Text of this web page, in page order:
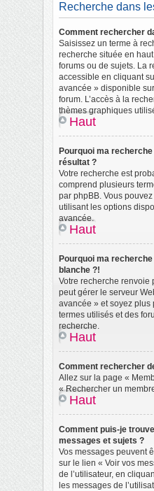
Recherche dans
Comment rechercher
Saisissez un terme à
recherche située en
forums ou de sujets. La
accessible en cliquant
avancée » disponible
forum. L’accès à la
thèmes graphiques
Haut
Pourquoi ma
résultat ?
Votre recherche est
comprend plusieurs
par phpBB. Vous
utilisant les options
avancée.
Haut
Pourquoi ma
blanche ?!
Votre recherche renvoie
peut gérer le serveur
avancée » et soyez
termes utilisés et des
recherche.
Haut
Comment rechercher
Allez sur la page «
« Rechercher un
Haut
Comment puis-je
messages et sujets ?
Vos messages peuvent
sur le lien « Voir vos
de l’utilisateur, en
les messages de